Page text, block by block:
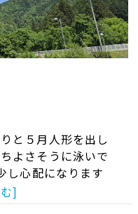
と５月人形を出し
よさそうに泳いで
心配になります
]